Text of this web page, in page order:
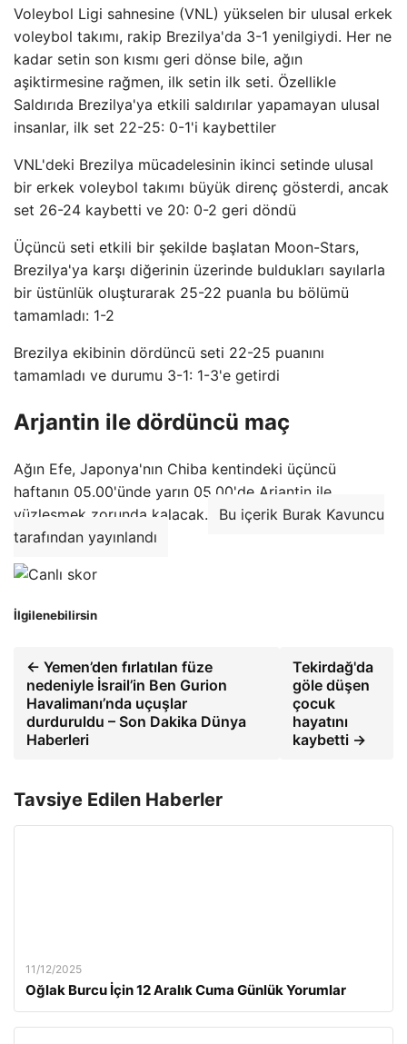
Voleybol Ligi sahnesine (VNL) yükselen bir ulusal erkek
voleybol takımı, rakip Brezilya'da 3-1 yenilgiydi. Her ne
kadar setin son kısmı geri dönse bile, ağın
aşiktirmesine rağmen, ilk setin ilk seti. Özellikle
Saldırıda Brezilya'ya etkili saldırılar yapamayan ulusal
insanlar, ilk set 22-25: 0-1'i kaybettiler
VNL'deki Brezilya mücadelesinin ikinci setinde ulusal
bir erkek voleybol takımı büyük direnç gösterdi, ancak
set 26-24 kaybetti ve 20: 0-2 geri döndü
Üçüncü seti etkili bir şekilde başlatan Moon-Stars,
Brezilya'ya karşı diğerinin üzerinde buldukları sayılarla
bir üstünlük oluşturarak 25-22 puanla bu bölümü
tamamladı: 1-2
Brezilya ekibinin dördüncü seti 22-25 puanını
tamamladı ve durumu 3-1: 1-3'e getirdi
Arjantin ile dördüncü maç
Ağın Efe, Japonya'nın Chiba kentindeki üçüncü
haftanın 05.00'ünde yarın 05.00'de Arjantin ile
yüzleşmek zorunda kalacak.
Bu içerik Burak Kavuncu
tarafından yayınlandı
İlgilenebilirsin
← Yemen’den fırlatılan füze
nedeniyle İsrail’in Ben Gurion
Havalimanı’nda uçuşlar
durduruldu – Son Dakika Dünya
Haberleri
Tekirdağ'da
göle düşen
çocuk
hayatını
kaybetti →
Tavsiye Edilen Haberler
11/12/2025
Oğlak Burcu İçin 12 Aralık Cuma Günlük Yorumlar